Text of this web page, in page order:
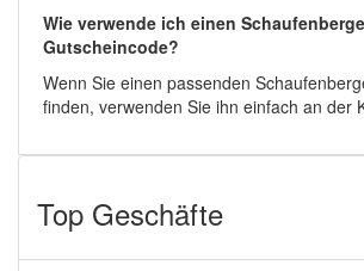
Wie verwende ich einen
Gutscheincode?
Wenn Sie einen passenden
finden, verwenden Sie ihn einfach an der
Top Geschäfte